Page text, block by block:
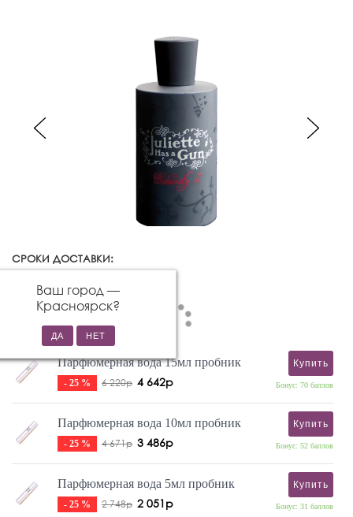
СРОКИ ДОСТАВКИ:
Ваш город —
Красноярск?
Парфюмерная вода 15мл пробник
- 25 % 6 220р 4 642р
Купить
Бонус: 70 баллов
Парфюмерная вода 10мл пробник
- 25 % 4 671р 3 486р
Купить
Бонус: 52 баллов
Парфюмерная вода 5мл пробник
- 25 % 2 748р 2 051р
Купить
Бонус: 31 баллов